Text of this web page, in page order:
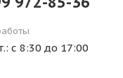
с 8:30 до 17:00